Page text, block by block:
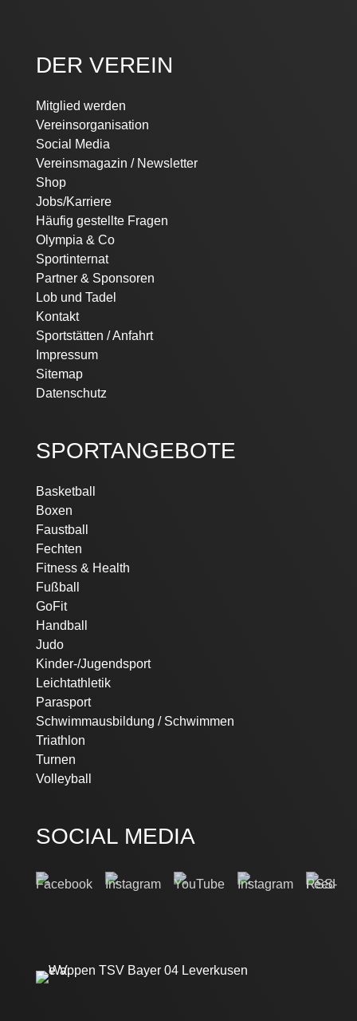
DER VEREIN
Mitglied werden
Vereinsorganisation
Social Media
Vereinsmagazin / Newsletter
Shop
Jobs/Karriere
Häufig gestellte Fragen
Olympia & Co
Sportinternat
Partner & Sponsoren
Lob und Tadel
Kontakt
Sportstätten / Anfahrt
Impressum
Sitemap
Datenschutz
SPORTANGEBOTE
Basketball
Boxen
Faustball
Fechten
Fitness & Health
Fußball
GoFit
Handball
Judo
Kinder-/Jugendsport
Leichtathletik
Parasport
Schwimmausbildung / Schwimmen
Triathlon
Turnen
Volleyball
SOCIAL MEDIA